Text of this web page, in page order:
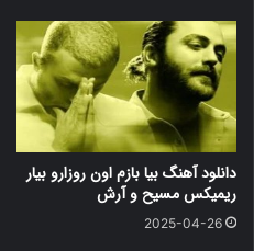
دانلود آهنگ بیا بازم اون روزارو بیار
ریمیکس مسیح و آرش
2025-04-26